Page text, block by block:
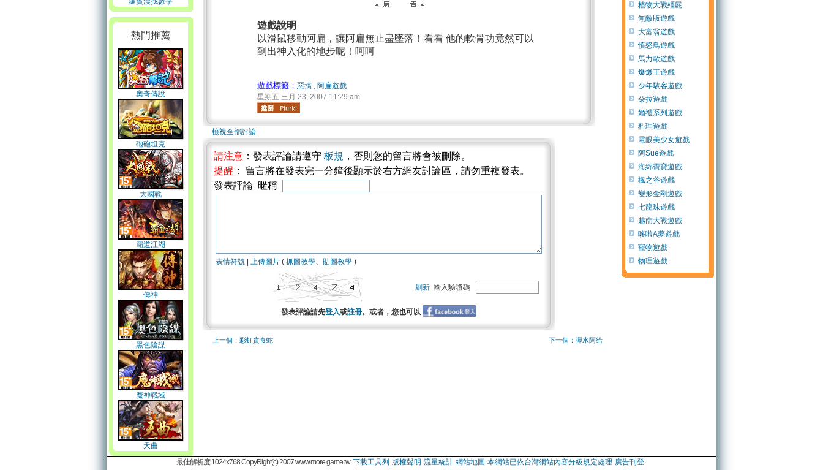
熱門推薦
奧奇傳說
砲砲坦克
大國戰
霸道江湖
傳神
黑色陰謀
魔神戰域
天曲
遊戲說明
以滑鼠移動阿扁，讓阿扁無止盡墜落！看看 他的軟骨功竟然可以
到出神入化的地步呢！呵呵
遊戲標籤： 惡搞, 阿扁遊戲
星期五 三月 23, 2007 11:29 am
檢視全部評論
請注意 ：發表評論請遵守 板規 ，否則您的留言將會被刪除。
提醒 ： 留言將在發表完一分鐘後顯示於右方網友討論區，請勿重複發表。
發表評論 暱稱
表情符號 上傳圖片 ( 抓圖教學、 貼圖教學 )
刷新 輸入驗證碼
發表評論請先登入或註冊。或者，您也可以
上一個：彩虹貪食蛇 下一個：彈水阿給
植物大戰殭屍
無敵版遊戲
大富翁遊戲
憤怒鳥遊戲
馬力歐遊戲
爆爆王遊戲
少年駭客遊戲
朵拉遊戲
婚禮系列遊戲
料理遊戲
電眼美少女遊戲
阿Sue遊戲
海綿寶寶遊戲
楓之谷遊戲
變形金剛遊戲
七龍珠遊戲
越南大戰遊戲
哆啦A夢遊戲
寵物遊戲
物理遊戲
最佳解析度 1024x768 CopyRight(c) 2007 www.more.game.tw 下載工具列 版權聲明 流量統計 網站地圖 本網站已依台灣網站內容分級規定處理 廣告刊登